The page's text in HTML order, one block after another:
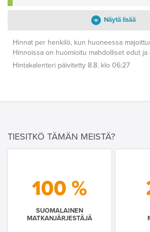
Näytä lisää
Hinnat per henkilö, kun huoneessa
Hinnoissa on huomioitu mahdolliset edut ja
Hintakalenteri päivitetty 8.8. klo 06:27
TIESITKÖ TÄMÄN MEISTÄ?
100 %
SUOMALAINEN
MATKANJÄRJESTÄJÄ